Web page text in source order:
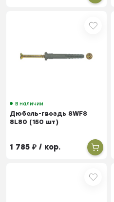
В наличии
Дюбель-гвоздь SWFS
8L80 (150 шт)
1 785₽ / кор.